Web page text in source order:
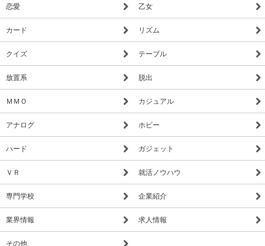
恋愛 乙女
カード リズム
クイズ テーブル
放置系 脱出
ＭＭＯ カジュアル
アナログ ホビー
ハード ガジェット
ＶＲ 就活ノウハウ
専門学校 企業紹介
業界情報 求人情報
その他